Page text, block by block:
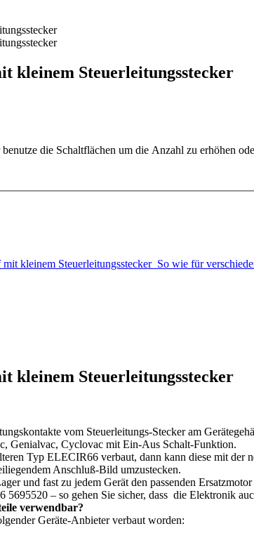
kleinem Steuerleitungsstecker
die Schaltflächen um die Anzahl zu erhöhen
kleinem Steuerleitungsstecker So wie für
kleinem Steuerleitungsstecker
vom Steuerleitungs-Stecker am
Genialvac, Cyclovac mit Ein-Aus Schalt-Funktion.
Typ ELECIR66 verbaut, dann kann diese mit der
Anschluß-Bild umzustecken.
und fast zu jedem Gerät den passenden
5695520 – so gehen Sie sicher, dass die Elektronik
verwendbar?
Geräte-Anbieter verbaut worden: